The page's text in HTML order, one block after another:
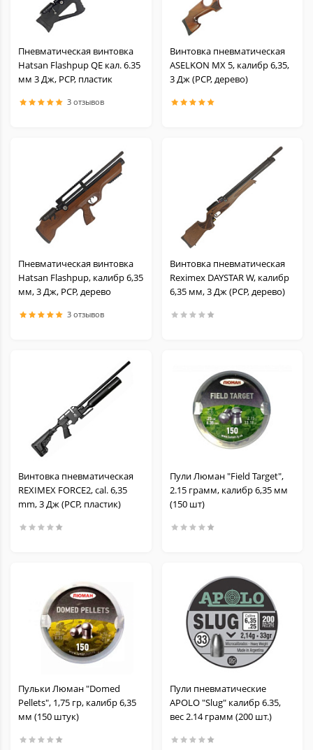
Пневматическая винтовка
Hatsan Flashpup QE кал. 6.35
мм 3 Дж, PCP, пластик
3 отзывов
Винтовка пневматическая
ASELKON MX 5, калибр 6,35,
3 Дж (РСР, дерево)
Пневматическая винтовка
Hatsan Flashpup, калибр 6,35
мм, 3 Дж, PCP, дерево
3 отзывов
Винтовка пневматическая
Reximex DAYSTAR W, калибр
6,35 мм, 3 Дж (РСР, дерево)
Винтовка пневматическая
REXIMEX FORCE2, cal. 6,35
mm, 3 Дж (РСР, пластик)
Пули Люман "Field Target",
2.15 грамм, калибр 6,35 мм
(150 шт)
Пульки Люман "Domed
Pellets", 1,75 гр, калибр 6,35
мм (150 штук)
Пули пневматические
APOLO "Slug" калибр 6.35,
вес 2.14 грамм (200 шт.)